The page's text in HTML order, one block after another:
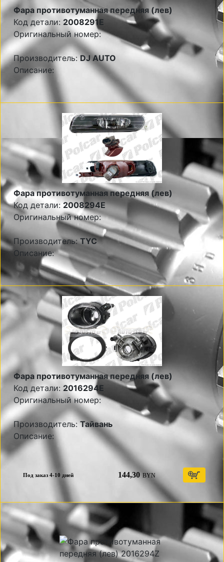
Фара противотуманная передняя (лев)
Код детали: 2008291E
Оригинальный номер:
Производитель:DJ AUTO
Описание:
Фара противотуманная передняя (лев)
Код детали: 2008294E
Оригинальный номер:
Производитель:TYC
Описание:
Фара противотуманная передняя (лев)
Код детали: 2016294E
Оригинальный номер:
Производитель:Тайвань
Описание:
Под заказ 4-10 дней 144,30 BYN